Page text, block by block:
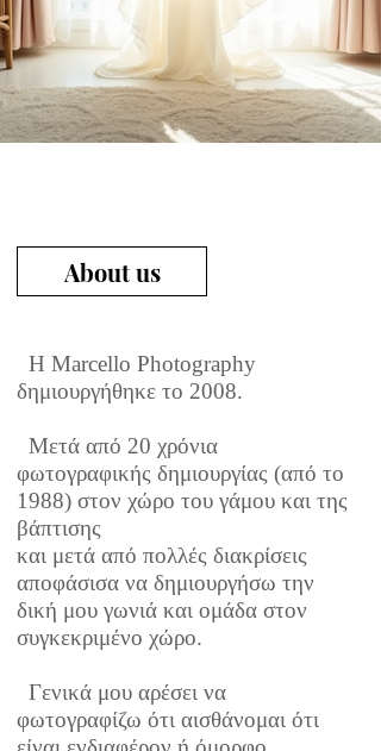
About us
H Marcello Photography
δημιουργήθηκε το 2008.
Μετά από 20 χρόνια
φωτογραφικής δημιουργίας (από το
1988) στον χώρο του γάμου και της
βάπτισης
και μετά από πολλές διακρίσεις
αποφάσισα να δημιουργήσω την
δική μου γωνιά και ομάδα στον
συγκεκριμένο χώρο.
​ Γενικά μου αρέσει να
φωτογραφίζω ότι αισθάνομαι ότι